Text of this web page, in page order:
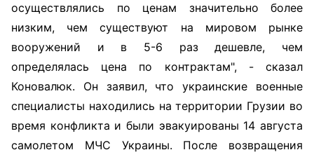
осуществлялись по ценам значительно более
низким, чем существуют на мировом рынке
вооружений и в 5-6 раз дешевле, чем
определялась цена по контрактам", - сказал
Коновалюк. Он заявил, что украинские военные
специалисты находились на территории Грузии во
время конфликта и были эвакуированы 14 августа
самолетом МЧС Украины. После возвращения